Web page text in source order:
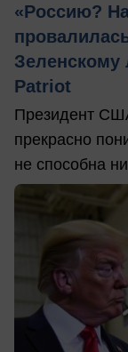
«Россию?
Зеленскому
Patriot
Президент
прекрасно
не способна